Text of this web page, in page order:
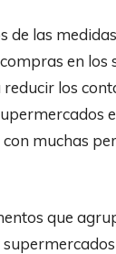
las
en los
los
muchas
que